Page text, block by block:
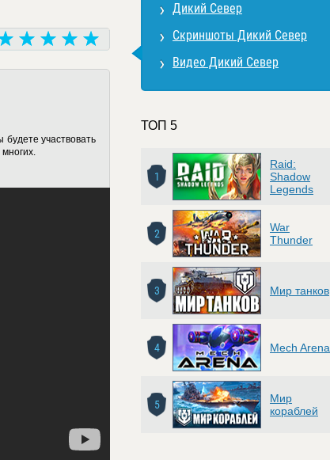
участвовать
Дикий Север
Скриншоты Дикий Север
Видео Дикий Север
ТОП 5
1
Raid:
Shadow
Legends
2
War
Thunder
3 Мир танков
4 Mech Arena
5
Мир
кораблей